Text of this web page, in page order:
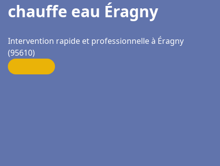
chauffe eau Éragny
Intervention rapide et professionnelle à Éragny
(95610)